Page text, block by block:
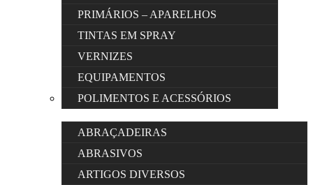
PRIMÁRIOS – APARELHOS
TINTAS EM SPRAY
VERNIZES
EQUIPAMENTOS
POLIMENTOS E ACESSÓRIOS
ABRAÇADEIRAS
ABRASIVOS
ARTIGOS DIVERSOS